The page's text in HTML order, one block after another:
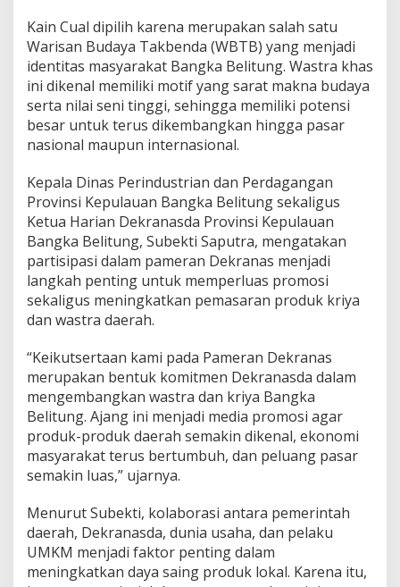
Kain Cual dipilih karena merupakan salah satu
Warisan Budaya Takbenda (WBTB) yang menjadi
identitas masyarakat Bangka Belitung. Wastra khas
ini dikenal memiliki motif yang sarat makna budaya
serta nilai seni tinggi, sehingga memiliki potensi
besar untuk terus dikembangkan hingga pasar
nasional maupun internasional.
Kepala Dinas Perindustrian dan Perdagangan
Provinsi Kepulauan Bangka Belitung sekaligus
Ketua Harian Dekranasda Provinsi Kepulauan
Bangka Belitung, Subekti Saputra, mengatakan
partisipasi dalam pameran Dekranas menjadi
langkah penting untuk memperluas promosi
sekaligus meningkatkan pemasaran produk kriya
dan wastra daerah.
“Keikutsertaan kami pada Pameran Dekranas
merupakan bentuk komitmen Dekranasda dalam
mengembangkan wastra dan kriya Bangka
Belitung. Ajang ini menjadi media promosi agar
produk-produk daerah semakin dikenal, ekonomi
masyarakat terus bertumbuh, dan peluang pasar
semakin luas,” ujarnya.
Menurut Subekti, kolaborasi antara pemerintah
daerah, Dekranasda, dunia usaha, dan pelaku
UMKM menjadi faktor penting dalam
meningkatkan daya saing produk lokal. Karena itu,